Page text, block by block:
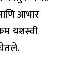
आभार
यशस्वी